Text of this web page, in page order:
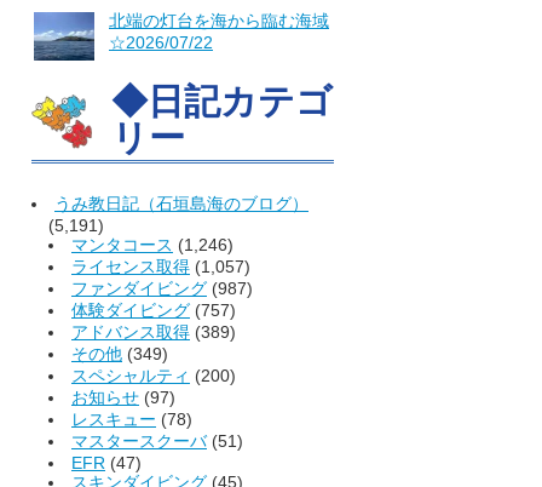
北端の灯台を海から臨む海域
☆2026/07/22
◆日記カテゴ
リー
うみ教日記（石垣島海のブログ）
(5,191)
マンタコース (1,246)
ライセンス取得 (1,057)
ファンダイビング (987)
体験ダイビング (757)
アドバンス取得 (389)
その他 (349)
スペシャルティ (200)
お知らせ (97)
レスキュー (78)
マスタースクーバ(51)
EFR (47)
スキンダイビング (45)